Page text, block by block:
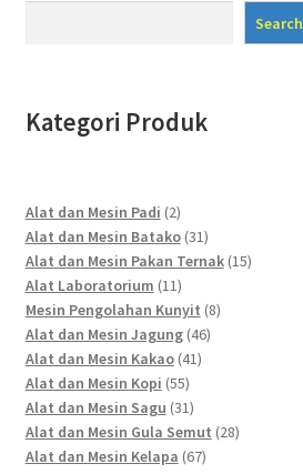
Search
Kategori Produk
Alat dan Mesin Padi 22
products
Alat dan Mesin Batako 3131
products
Alat dan Mesin Pakan Ternak 1515
Alat Laboratorium 1111
products
Mesin Pengolahan Kunyit 88
Alat dan Mesin Jagung 4646
Alat dan Mesin Kakao 4141
Alat dan Mesin Kopi 5555
products
Alat dan Mesin Sagu 3131
products
Alat dan Mesin Gula Semut 2828
Alat dan Mesin Kelapa 6767